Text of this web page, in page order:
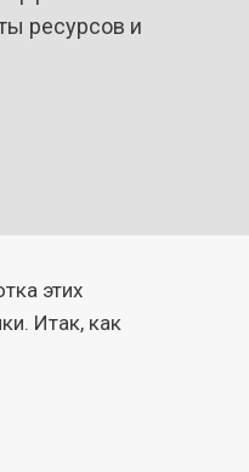
ресурсов и
этих
Итак, как